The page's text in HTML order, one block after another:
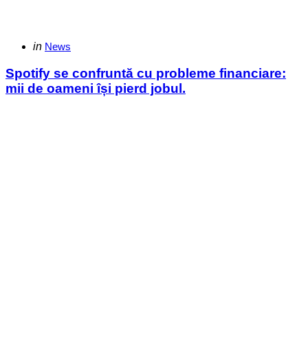
Categories
Posted
in News
Spotify se confruntă cu probleme financiare:
mii de oameni își pierd jobul.